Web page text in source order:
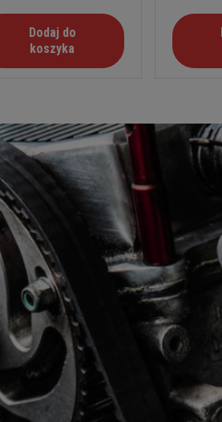
Dodaj do
koszyka